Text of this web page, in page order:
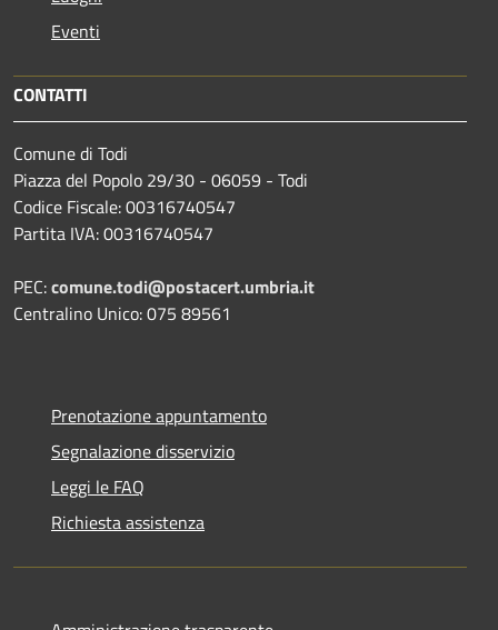
Eventi
CONTATTI
Comune di Todi
Piazza del Popolo 29/30 - 06059 - Todi
Codice Fiscale: 00316740547
Partita IVA: 00316740547
PEC:comune.todi@postacert.umbria.it
Centralino Unico: 075 89561
Prenotazione appuntamento
Segnalazione disservizio
Leggi le FAQ
Richiesta assistenza